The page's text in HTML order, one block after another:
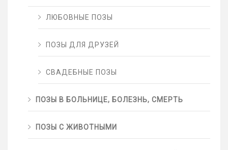
ЛЮБОВНЫЕ ПОЗЫ
ПОЗЫ ДЛЯ ДРУЗЕЙ
СВАДЕБНЫЕ ПОЗЫ
ПОЗЫ В БОЛЬНИЦЕ, БОЛЕЗНЬ, СМЕРТЬ
ПОЗЫ С ЖИВОТНЫМИ